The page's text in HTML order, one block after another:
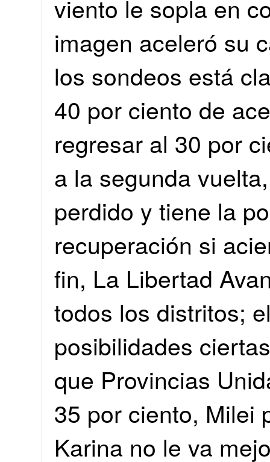
viento le sopla en
imagen aceleró su
los sondeos está
40 por ciento de
regresar al 30 por
a la segunda
perdido y tiene la
recuperación si
fin, La Libertad
todos los distritos;
posibilidades
que Provincias
35 por ciento, Milei
Karina no le va